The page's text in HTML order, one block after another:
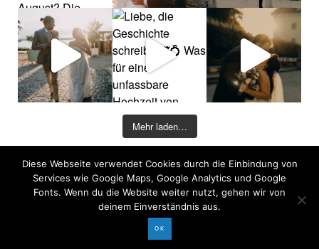
Mehr laden…
©2026 COPYRIGHT DAVID KOHLRUSS
Impressum Datenschutz
Diese Webseite verwendet Cookies durch die Einbindung von
Services wie Google Maps, Google Analytics und Google
Fonts. Wenn du die Website weiter nutzt, gehen wir von
deinem Einverständnis aus.
OK